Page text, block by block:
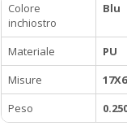
Colore
inchiostro
Blu
Materiale
PU
Misure
Peso